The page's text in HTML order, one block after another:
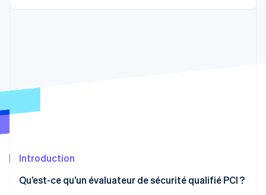
Découvrez les prochaines évolutions
Identity
Commerce en ligne
Introduction
Qu’est-ce qu’un évaluateur de sécurité qualifié PCI ?